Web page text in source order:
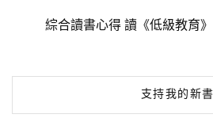
綜合讀書心得 讀《低級教育
支持我的新書